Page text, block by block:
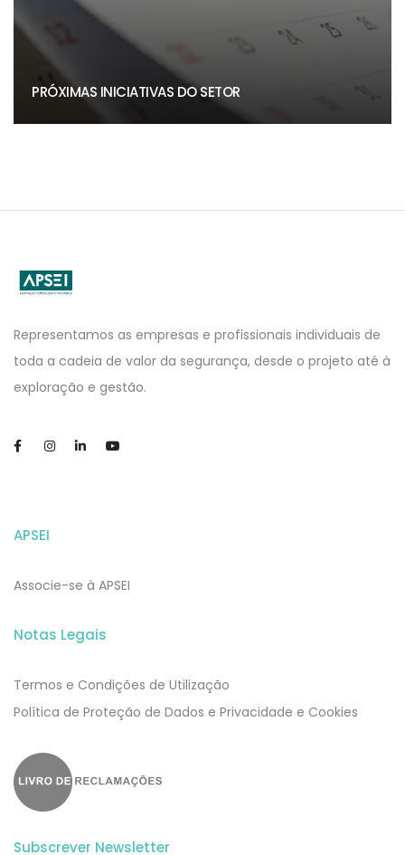
PRÓXIMAS INICIATIVAS DO SETOR
Representamos as empresas e profissionais individuais de
toda a cadeia de valor da segurança, desde o projeto até à
exploração e gestão.
APSEI
Associe-se à APSEI
Notas Legais
Termos e Condições de Utilização
​​Política de Proteção de Dados e Privacidade e Cookies
Subscrever Newsletter